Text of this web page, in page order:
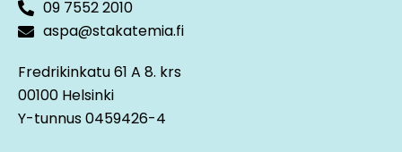
09 7552 2010
aspa@stakatemia.fi
Fredrikinkatu 61 A 8. krs
00100 Helsinki
Y-tunnus 0459426-4